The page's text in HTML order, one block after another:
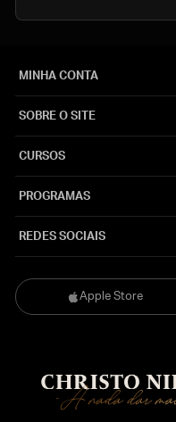
Apple Store
MINHA CONTA
SOBRE O SITE
CURSOS
PROGRAMAS
REDES SOCIAIS